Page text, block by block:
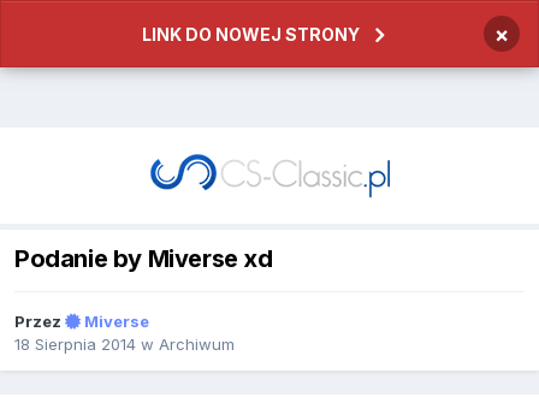
LINK DO NOWEJ STRONY ×
Podanie by Miverse xd
Przez
Miverse
18 Sierpnia 2014 w Archiwum